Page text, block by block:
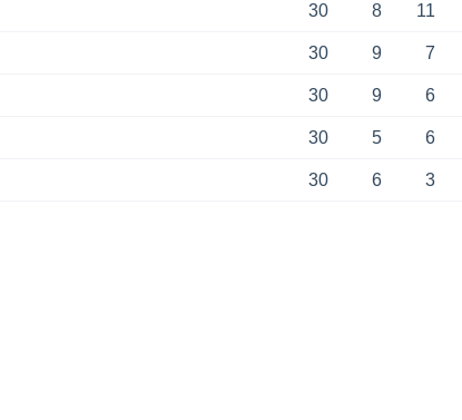
30 8 11
30 9 7
30 9 6
30 5 6
30 6 3